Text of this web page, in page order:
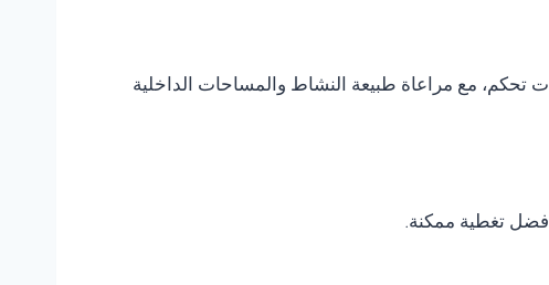
تحكم، مع مراعاة طبيعة النشاط والمساحات الداخلية
أفضل تغطية ممكنة.